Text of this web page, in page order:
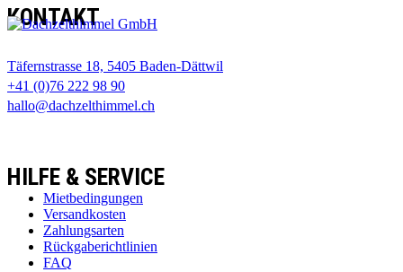
KONTAKT
Täfernstrasse 18, 5405 Baden-Dättwil
+41 (0)76 222 98 90
hallo@dachzelthimmel.ch
HILFE & SERVICE
Mietbedingungen
Versandkosten
Zahlungsarten
Rückgaberichtlinien
FAQ